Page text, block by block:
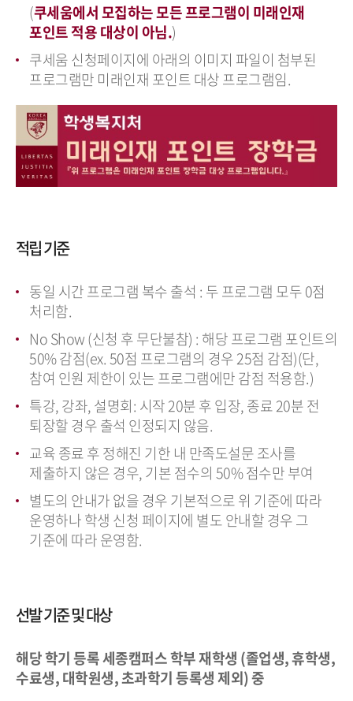
(쿠세움에서 모집하는 모든 프로그램이 미래인재
포인트 적용 대상이 아님.)
쿠세움 신청페이지에 아래의 이미지 파일이 첨부된
프로그램만 미래인재 포인트 대상 프로그램임.
적립 기준
동일 시간 프로그램 복수 출석 : 두 프로그램 모두 0점
처리함.
No Show (신청 후 무단불참) : 해당 프로그램 포인트의
50% 감점(ex. 50점 프로그램의 경우 25점 감점)(단,
참여 인원 제한이 있는 프로그램에만 감점 적용함.)
특강, 강좌, 설명회: 시작 20분 후 입장, 종료 20분 전
퇴장할 경우 출석 인정되지 않음.
교육 종료 후 정해진 기한 내 만족도설문 조사를
제출하지 않은 경우, 기본 점수의 50% 점수만 부여
별도의 안내가 없을 경우 기본적으로 위 기준에 따라
운영하나 학생 신청 페이지에 별도 안내할 경우 그
기준에 따라 운영함.
선발 기준 및 대상
해당 학기 등록 세종캠퍼스 학부 재학생 (졸업생, 휴학생,
수료생, 대학원생, 초과학기 등록생 제외) 중